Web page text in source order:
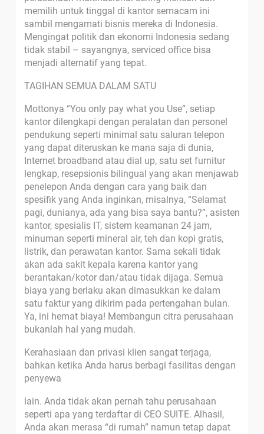
memilih untuk tinggal di kantor semacam ini
sambil mengamati bisnis mereka di Indonesia.
Mengingat politik dan ekonomi Indonesia sedang
tidak stabil – sayangnya, serviced office bisa
menjadi alternatif yang tepat.
TAGIHAN SEMUA DALAM SATU
Mottonya “You only pay what you Use”, setiap
kantor dilengkapi dengan peralatan dan personel
pendukung seperti minimal satu saluran telepon
yang dapat diteruskan ke mana saja di dunia,
Internet broadband atau dial up, satu set furnitur
lengkap, resepsionis bilingual yang akan menjawab
penelepon Anda dengan cara yang baik dan
spesifik yang Anda inginkan, misalnya, “Selamat
pagi, dunianya, ada yang bisa saya bantu?”, asisten
kantor, spesialis IT, sistem keamanan 24 jam,
minuman seperti mineral air, teh dan kopi gratis,
listrik, dan perawatan kantor. Sama sekali tidak
akan ada sakit kepala karena kantor yang
berantakan/kotor dan/atau tidak dijaga. Semua
biaya yang berlaku akan dimasukkan ke dalam
satu faktur yang dikirim pada pertengahan bulan.
Ya, ini hemat biaya! Membangun citra perusahaan
bukanlah hal yang mudah.
Kerahasiaan dan privasi klien sangat terjaga,
bahkan ketika Anda harus berbagi fasilitas dengan
penyewa
lain. Anda tidak akan pernah tahu perusahaan
seperti apa yang terdaftar di CEO SUITE. Alhasil,
Anda akan merasa “di rumah” namun tetap dapat